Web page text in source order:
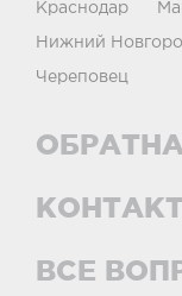
Краснодар
Нижний
Череповец
ВСЕ